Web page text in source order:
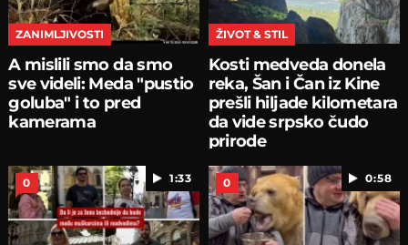
ZANIMLJIVOSTI
A mislili smo da smo
sve videli: Meda "pustio
goluba" i to pred
kamerama
ŽIVOT & STIL
Kosti medveda donela
reka, Šan i Čan iz Kine
prešli hiljade kilometara
da vide srpsko čudo
prirode
1:33
0 0:58
0